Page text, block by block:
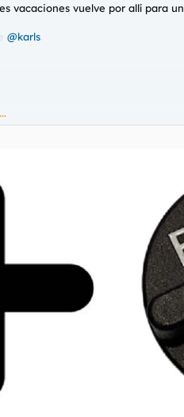
vacaciones vuelve por allí para
@karls
pagar con tarjeta. Podías
que no funciona porque aquí